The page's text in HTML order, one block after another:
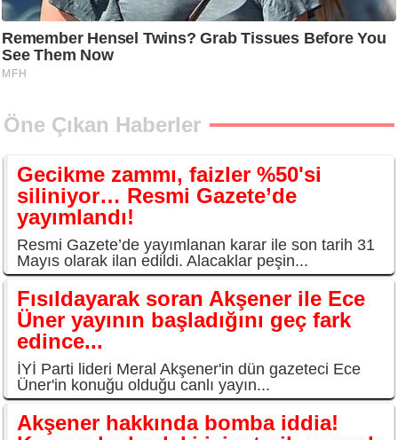
Öne Çıkan Haberler
Gecikme zammı, faizler %50'si
siliniyor… Resmi Gazete’de
yayımlandı!
Resmi Gazete’de yayımlanan karar ile son tarih 31
Mayıs olarak ilan edildi. Alacaklar peşin...
Fısıldayarak soran Akşener ile Ece
Üner yayının başladığını geç fark
edince...
İYİ Parti lideri Meral Akşener'in dün gazeteci Ece
Üner'in konuğu olduğu canlı yayın...
Akşener hakkında bomba iddia!